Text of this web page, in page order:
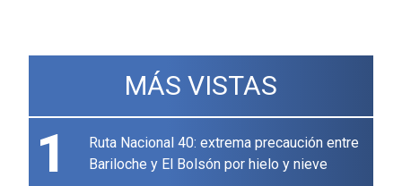
MÁS VISTAS
1
Ruta Nacional 40: extrema precaución entre
Bariloche y El Bolsón por hielo y nieve